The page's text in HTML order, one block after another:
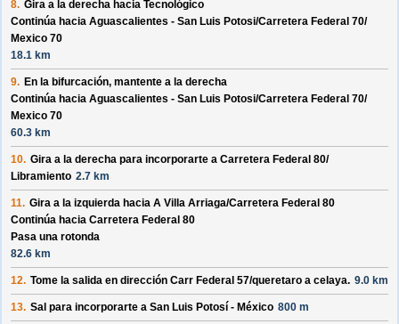
8. Gira a la derecha hacia Tecnológico
Continúa hacia Aguascalientes - San Luis Potosi/Carretera Federal 70/
Mexico 70
18.1 km
9. En la bifurcación, mantente a la derecha
Continúa hacia Aguascalientes - San Luis Potosi/Carretera Federal 70/
Mexico 70
60.3 km
10. Gira a la derecha para incorporarte a Carretera Federal 80/
Libramiento 2.7 km
11. Gira a la izquierda hacia A Villa Arriaga/Carretera Federal 80
Continúa hacia Carretera Federal 80
Pasa una rotonda
82.6 km
12. Tome la salida en dirección Carr Federal 57/queretaro a celaya. 9.0 km
13. Sal para incorporarte a San Luis Potosí - México 800 m